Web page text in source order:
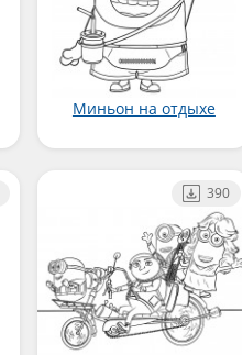
Миньон на отдыхе
390